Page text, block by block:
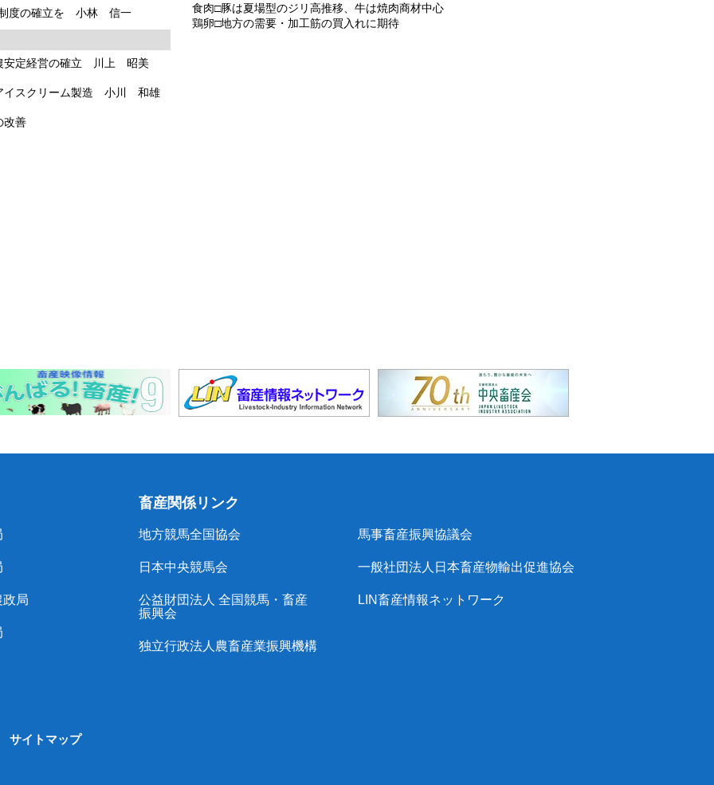
制度の確立を 小林 信一
安定経営の確立 川上 昭美
イスクリーム製造 小川 和雄
改善
食肉□豚は夏場型のジリ高推移、牛は焼肉商材中心
鶏卵□地方の需要・加工筋の買入れに期待
政局
畜産関係リンク
地方競馬全国協会
日本中央競馬会
公益財団法人 全国競馬・畜産
振興会
独立行政法人農畜産業振興機構
馬事畜産振興協議会
一般社団法人日本畜産物輸出促進協会
LIN畜産情報ネットワーク
サイトマップ